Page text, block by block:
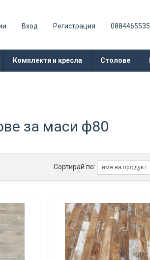
Вход Регистрация 0884465535
Комплекти и кресла Столове
за маси ф80
Сортирай по: